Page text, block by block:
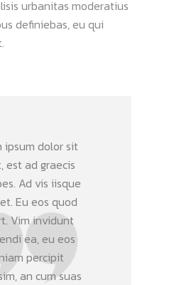
urbanitas moderatius
definiebas, eu qui
ipsum dolor sit
est ad graecis
Ad vis iisque
Eu eos quod
Vim invidunt
ea, eu eos
percipit
an cum suas